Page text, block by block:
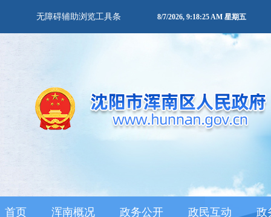
无障碍辅助浏览工具条 8/7/2026, 9:18:25 AM 星期五
首页 浑南概况 政务公开 政民互动 政